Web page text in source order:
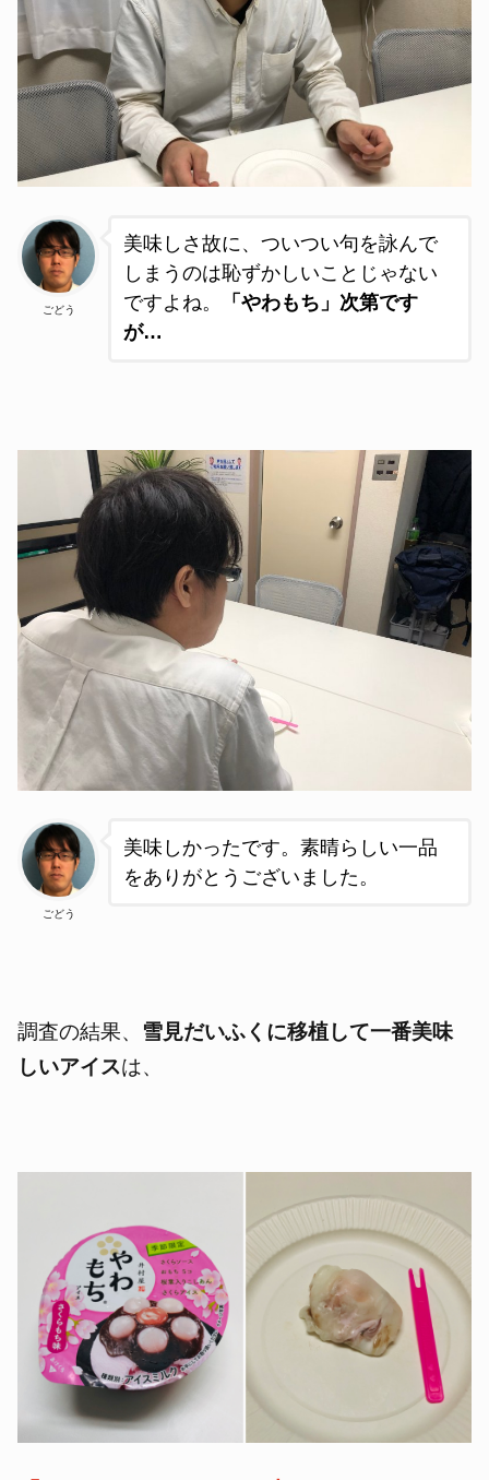
ごどう
美味しさ故に、ついつい句を詠んで
しまうのは恥ずかしいことじゃない
ですよね。
「やわもち」次第です
が…
ごどう
美味しかったです。素晴らしい一品
をありがとうございました。
調査の結果、 雪見だいふくに移植して一番美味
しいアイスは、